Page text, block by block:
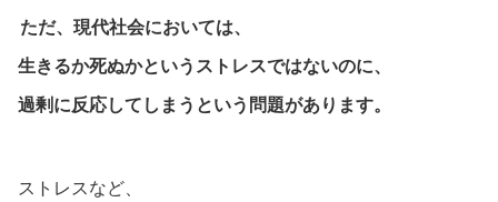
ただ、現代社会においては、
生きるか死ぬかというストレスではないのに、
過剰に反応してしまうという問題があります。
ストレスなど、